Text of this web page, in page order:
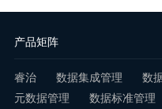
产品矩阵
睿治 数据集成管理 数
元数据管理
数据标准管理